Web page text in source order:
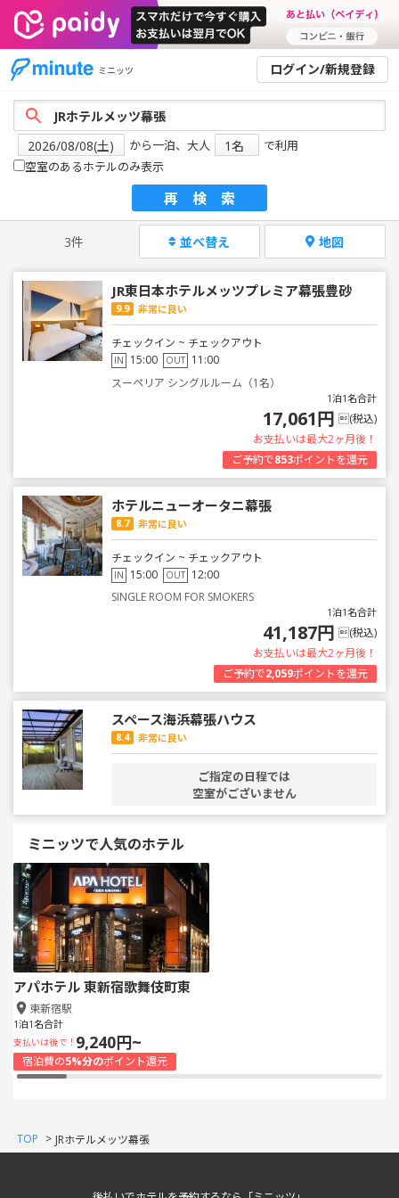
ミニッツ ログイン/新規登録
から一泊、大人
で利用
空室のあるホテルのみ表示
再検索
3件 並べ替え 地図
JR東日本ホテルメッツプレミア幕張豊砂
9.9 非常に良い
チェックイン ~ チェックアウト
IN 15:00 OUT 11:00
スーペリア シングルルーム（1名）
1泊1名合計
17,061円 (税込)
お支払いは最大2ヶ月後！
ご予約で853ポイントを還元
ホテルニューオータニ幕張
8.7 非常に良い
チェックイン ~ チェックアウト
IN 15:00 OUT 12:00
SINGLE ROOM FOR SMOKERS
1泊1名合計
41,187円 (税込)
お支払いは最大2ヶ月後！
ご予約で2,059ポイントを還元
スペース海浜幕張ハウス
8.4 非常に良い
ご指定の日程では
空室がございません
ミニッツで人気のホテル
アパホテル 東新宿歌舞伎町東
東新宿駅
1泊1名合計
支払いは後で！ 9,240円~
宿泊費の5%分のポイント還元
TOP > JRホテルメッツ幕張